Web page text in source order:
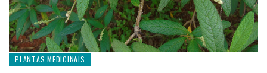
PLANTAS MEDICINAIS